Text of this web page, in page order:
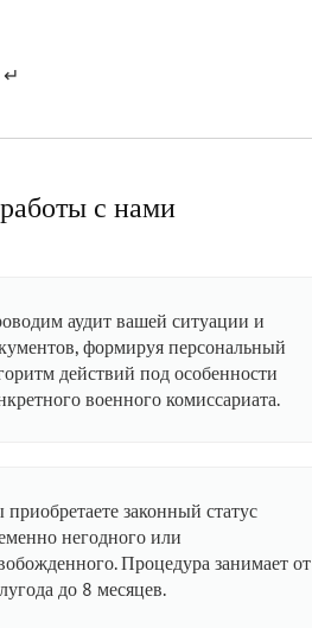
↵
с нами
аудит вашей ситуации и
формируя персональный
действий под особенности
военного комиссариата.
законный статус
негодного или
Процедура занимает от
до 8 месяцев.